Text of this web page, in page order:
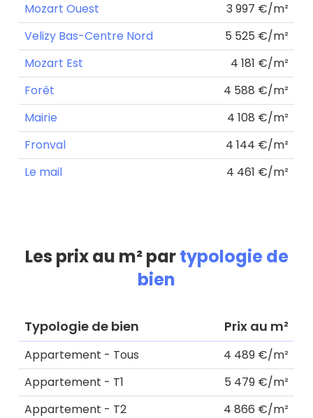
Mozart Ouest
3 997 €/m²
Velizy Bas-Centre Nord
5 525 €/m²
Mozart Est
4 181 €/m²
Forêt
4 588 €/m²
Mairie
4 108 €/m²
Fronval
4 144 €/m²
Le mail
4 461 €/m²
Les prix au m² partypologie de
bien
Typologie de bien Prix au m²
Appartement - Tous
4 489 €/m²
Appartement - T1
5 479 €/m²
Appartement - T2
4 866 €/m²